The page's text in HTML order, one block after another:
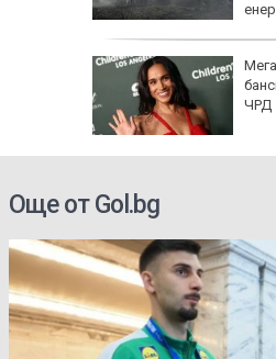
ЧРД
Още от Gol.bg